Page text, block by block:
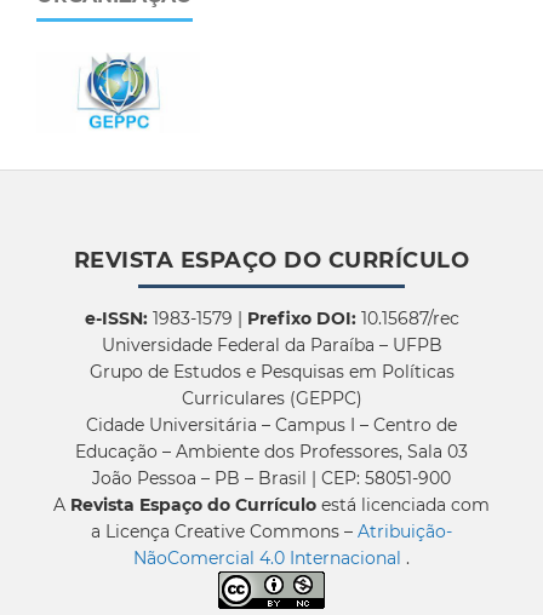
REVISTA ESPAÇO DO CURRÍCULO
e-ISSN:1983-1579 | Prefixo DOI:10.15687/rec
Universidade Federal da Paraíba – UFPB
Grupo de Estudos e Pesquisas em Políticas
Curriculares (GEPPC)
Cidade Universitária – Campus I – Centro de
Educação – Ambiente dos Professores, Sala 03
João Pessoa – PB – Brasil | CEP: 58051-900
A Revista Espaço do Currículo está licenciada com
a Licença Creative Commons – Atribuição-
NãoComercial 4.0 Internacional .